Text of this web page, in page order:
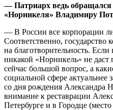
— Патриарх ведь
«Норникеля» Владимиру
— В России все корпорации
Соответственно, государство
на благотворительность.
никакой «Норникель» не даст
сейчас большой вопрос, а
социальной сфере актуальнее
со дня рождения Александра
внимание к реставрации
Петербурге и в Городце